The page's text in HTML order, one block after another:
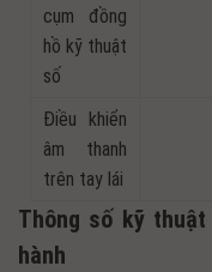
cụm đồng
hồ kỹ thuật
số
Điều khiển
âm thanh
trên tay lái
Thông số kỹ
hành